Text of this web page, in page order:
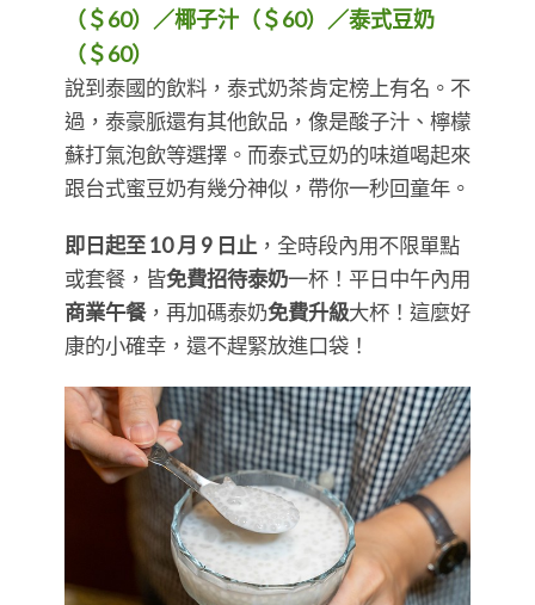
（＄60）／椰子汁（＄60）／泰式豆奶
（＄60）
​​​​​​​說到泰國的飲料，泰式奶茶肯定榜上有名。不
過，泰豪脈還有其他飲品，像是酸子汁、檸檬
蘇打氣泡飲等選擇。而泰式豆奶的味道喝起來
跟台式蜜豆奶有幾分神似，帶你一秒回童年。
即日起至 10 月 9 日止，全時段內用不限單點
或套餐，皆免費招待泰奶一杯！​平日中午內用
商業午餐，再加碼泰奶免費升級大杯！​​​​​​​​這麼好
康的小確幸，還不趕緊放進口袋！